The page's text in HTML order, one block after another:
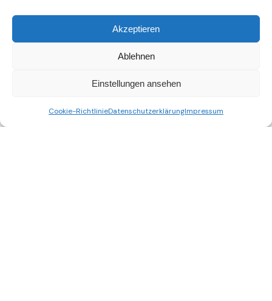
Akzeptieren
Ablehnen
Einstellungen ansehen
Cookie-RichtlinieDatenschutzerklärungImpressum